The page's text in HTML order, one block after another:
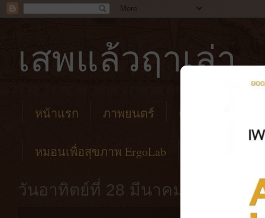
เสพแล้วฤาเล่า
หน้าแรก ภาพยนตร์ คาเฟ่
หมอนเพื่อสุขภาพ ErgoLab
วันอาทิตย์ที่ 28 มีนาคม พ.ศ. 2564